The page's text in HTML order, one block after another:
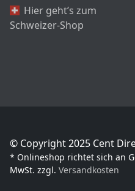
Hier geht’s zum
Schweizer-Shop
© Copyright 2025 Cent
* Onlineshop richtet sich an
MwSt. zzgl. Versandkosten